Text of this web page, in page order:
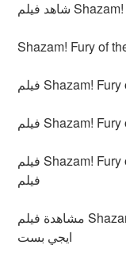
فيلم Shazam! Fury of the Gods (2023) مترجم | مشاهدة
فيلم
مشاهدة فيلم Shazam! Fury of the Gods (2023) مترجم |
ايجي بست